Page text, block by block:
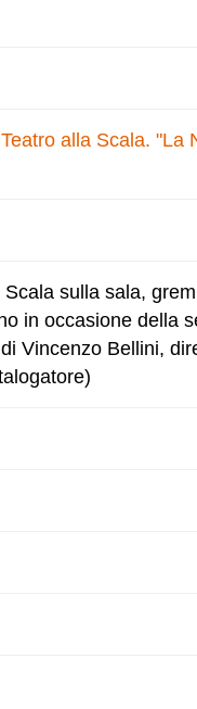
alla Scala. "La
sulla sala,
in occasione della
Vincenzo Bellini,